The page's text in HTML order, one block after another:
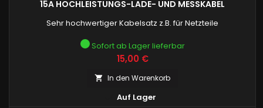
15A HOCHLEISTUNGS-LADE- UND MESSKABEL
Sehr hochwertiger Kabelsatz z.B. für Netzteile
Sofort ab Lager lieferbar
Preis
15,00 €
 In den Warenkorb
Auf Lager